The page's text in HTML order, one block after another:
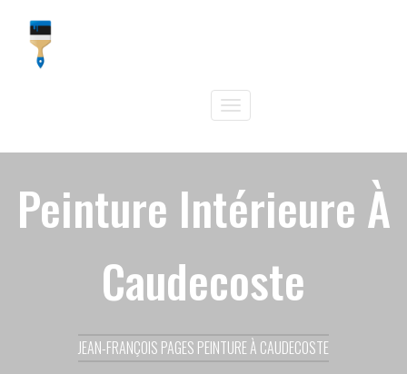
Toggle
navigation
Peinture Intérieure À
Caudecoste
JEAN-FRANÇOIS PAGES PEINTURE À CAUDECOSTE